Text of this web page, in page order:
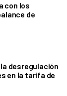
con los
de
desregulación
en la tarifa de